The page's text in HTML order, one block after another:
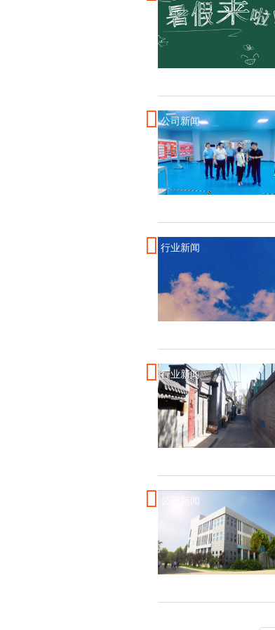
公司新闻
行业新闻
行业新闻
公司新闻